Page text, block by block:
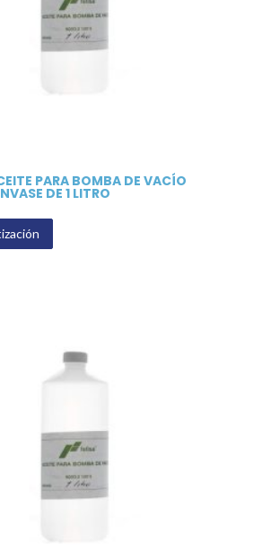
PARA BOMBA DE VACÍO
DE 1 LITRO